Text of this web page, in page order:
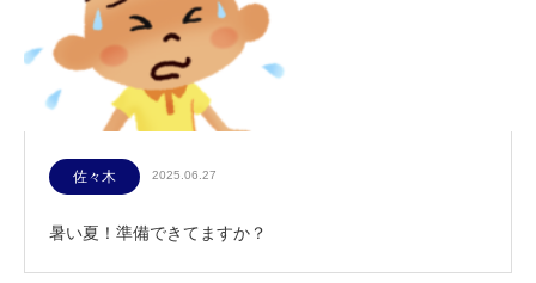
佐々木 2025.06.27
暑い夏！準備できてますか？